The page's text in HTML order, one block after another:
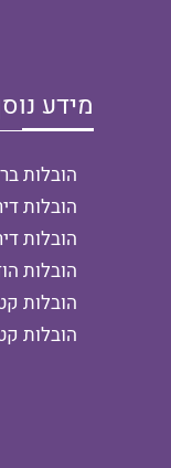
מידע
הובלות
הובלות
הובלות
הובלות
הובלות
הובלות